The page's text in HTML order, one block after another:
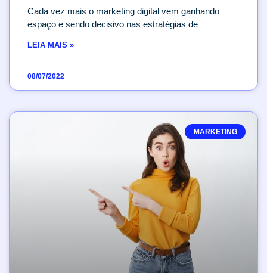
Cada vez mais o marketing digital vem ganhando
espaço e sendo decisivo nas estratégias de
LEIA MAIS »
08/07/2022
MARKETING